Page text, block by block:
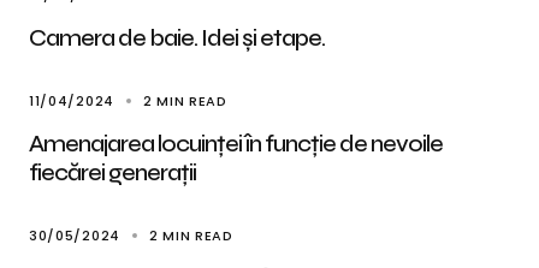
Camera de baie. Idei și etape.
11/04/2024 2 MIN READ
Amenajarea locuinței în funcție de nevoile
fiecărei generații
30/05/2024 2 MIN READ